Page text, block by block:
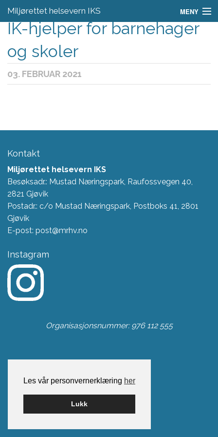
Les vår personvernerklæring her
Lukk
Miljørettet helsevern IKS MENY
Aktuelt
Regelverk
Skjema
IK-hjelper for barnehager
og skoler
03. FEBRUAR 2021
Kontakt
Miljørettet helsevern IKS
Besøksadr.: Mustad Næringspark, Raufossvegen 40,
2821 Gjøvik
Postadr.: c/o Mustad Næringspark, Postboks 41, 2801
Gjøvik
E-post: post@mrhv.no
Instagram
Organisasjonsnummer: 976 112 555